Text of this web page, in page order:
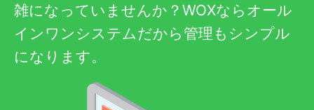
雑になっていませんか？WOXならオール
インワンシステムだから管理もシンプル
になります。